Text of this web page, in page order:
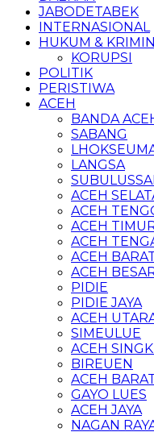
JABODETABEK
INTERNASIONAL
HUKUM &
KORUPSI
POLITIK
PERISTIWA
ACEH
BANDA
SABANG
LANGSA
ACEH
ACEH
ACEH
ACEH
ACEH
ACEH
PIDIE
PIDIE JAYA
ACEH
SIMEULUE
ACEH
BIREUEN
ACEH
GAYO LUES
ACEH JAYA
NAGAN